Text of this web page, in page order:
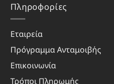
Πληροφορίες
Εταιρεία
Πρόγραμμα Ανταμοιβής
Επικοινωνία
Τρόποι Πληρωμής